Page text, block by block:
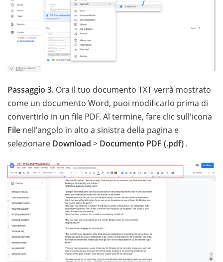
Passaggio 3. Ora il tuo documento TXT verrà mostrato
come un documento Word, puoi modificarlo prima di
convertirlo in un file PDF. Al termine, fare clic sull'icona
File nell'angolo in alto a sinistra della pagina e
selezionare Download > Documento PDF (.pdf) .